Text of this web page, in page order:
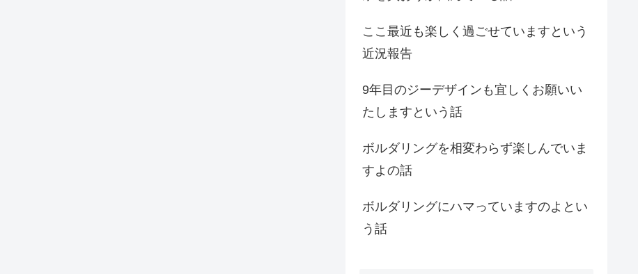
ここ最近も楽しく過ごせていますという
近況報告
9年目のジーデザインも宜しくお願いい
たしますという話
ボルダリングを相変わらず楽しんでいま
すよの話
ボルダリングにハマっていますのよとい
う話